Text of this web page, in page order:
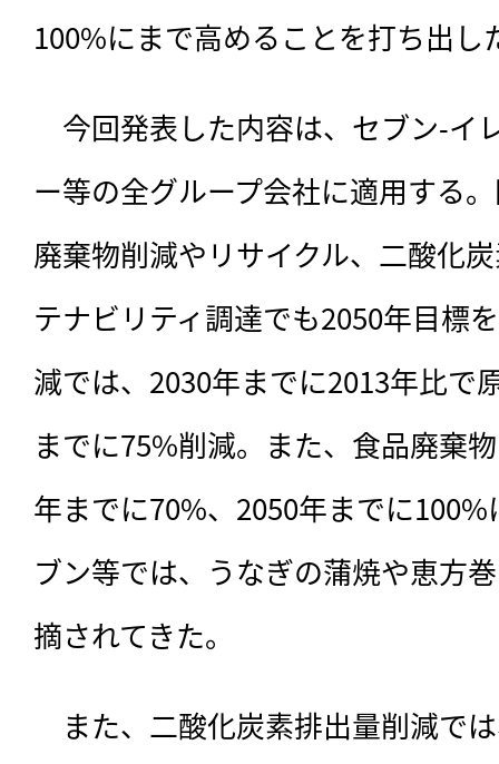
100%にまで高めることを打ち出し
今回発表した内容は、セブン‐イ
ー等の全グループ会社に適用する
廃棄物削減やリサイクル、二酸化
テナビリティ調達でも2050年目標
減では、2030年までに2013年比で
までに75%削減。また、食品廃棄
年までに70%、2050年までに
ブン等では、うなぎの蒲焼や恵方
摘されてきた。
また、二酸化炭素排出量削減で